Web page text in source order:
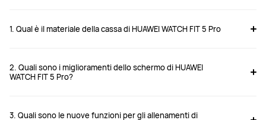
1. Qual è il materiale della cassa di HUAWEI WATCH FIT 5 Pro
2. Quali sono i miglioramenti dello schermo di HUAWEI
WATCH FIT 5 Pro?
3. Quali sono le nuove funzioni per gli allenamenti di